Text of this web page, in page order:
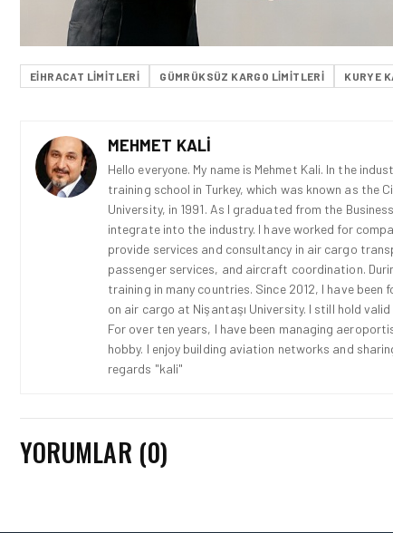
EIHRACAT LIMITLERI GÜMRÜKSÜZ KARGO LIMITLERI KURYE
MEHMET KALI
Hello everyone. My name is Mehmet Kali. In the
training school in Turkey, which was known as the
University, in 1991. As I graduated from the
integrate into the industry. I have worked for
provide services and consultancy in air cargo
passenger services, and aircraft coordination.
training in many countries. Since 2012, I have
on air cargo at Nişantaşı University. I still hold
For over ten years, I have been managing
hobby. I enjoy building aviation networks and
regards "kali"
YORUMLAR (0)